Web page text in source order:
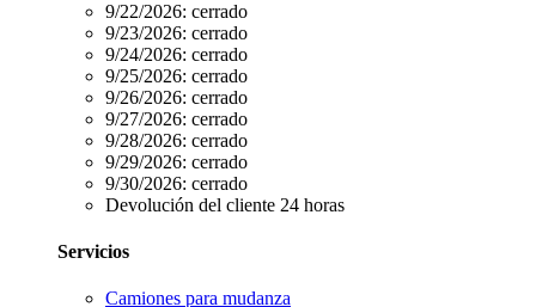
9/22/2026: cerrado
9/23/2026: cerrado
9/24/2026: cerrado
9/25/2026: cerrado
9/26/2026: cerrado
9/27/2026: cerrado
9/28/2026: cerrado
9/29/2026: cerrado
9/30/2026: cerrado
Devolución del cliente 24 horas
Servicios
Camiones para mudanza